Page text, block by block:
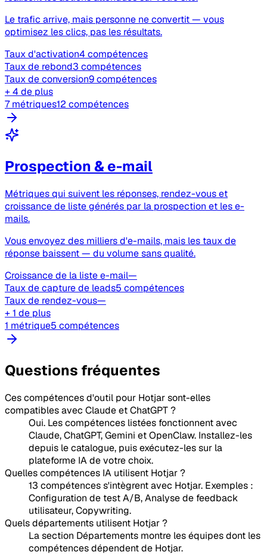
Le trafic arrive, mais personne ne convertit — vous
optimisez les clics, pas les résultats.
Taux d'activation4 compétences
Taux de rebond3 compétences
Taux de conversion9 compétences
+ 4 de plus
7 métriques12 compétences
Prospection & e-mail
Métriques qui suivent les réponses, rendez-vous et
croissance de liste générés par la prospection et les e-
mails.
Vous envoyez des milliers d'e-mails, mais les taux de
réponse baissent — du volume sans qualité.
Croissance de la liste e-mail—
Taux de capture de leads5 compétences
Taux de rendez-vous—
+ 1 de plus
1 métrique5 compétences
Questions fréquentes
Ces compétences d'outil pour Hotjar sont-elles
compatibles avec Claude et ChatGPT ?
Oui. Les compétences listées fonctionnent avec
Claude, ChatGPT, Gemini et OpenClaw. Installez-les
depuis le catalogue, puis exécutez-les sur la
plateforme IA de votre choix.
Quelles compétences IA utilisent Hotjar ?
13 compétences s'intègrent avec Hotjar. Exemples :
Configuration de test A/B, Analyse de feedback
utilisateur, Copywriting.
Quels départements utilisent Hotjar ?
La section Départements montre les équipes dont les
compétences dépendent de Hotjar.